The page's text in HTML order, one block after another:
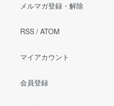
メルマガ登録・解除
RSS / ATOM
マイアカウント
会員登録